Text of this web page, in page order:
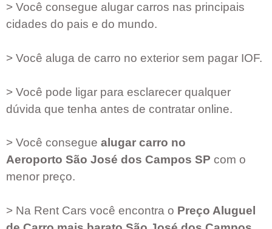
> Você consegue alugar carros nas principais
cidades do pais e do mundo.
> Você aluga de carro no exterior sem pagar IOF.
> Você pode ligar para esclarecer qualquer
dúvida que tenha antes de contratar online.
> Você consegue alugar carro no
Aeroporto São José dos Campos SP com o
menor preço.
> Na Rent Cars você encontra o Preço Aluguel